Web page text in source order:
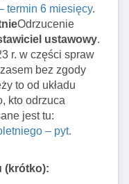
termin 6 miesięcy.
Odrzucenie
ustawowy.
r. w części spraw
bez zgody
to od układu
kto odrzuca
jest tu:
– pyt.
(krótko):